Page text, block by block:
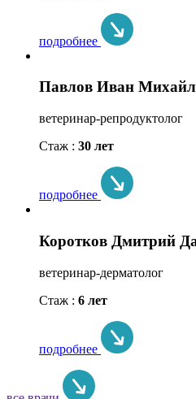
подробнее
Павлов Иван
ветеринар-репродуктолог
Стаж : 30 лет
подробнее
Коротков Дмитрий
ветеринар-дерматолог
Стаж : 6 лет
подробнее